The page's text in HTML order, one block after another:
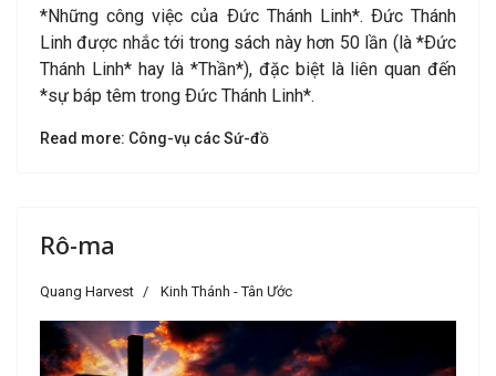
*Những công việc của Ðức Thánh Linh*. Ðức Thánh
Linh được nhắc tới trong sách này hơn 50 lần (là *Ðức
Thánh Linh* hay là *Thần*), đặc biệt là liên quan đến
*sự báp têm trong Ðức Thánh Linh*.
Read more: Công-vụ các Sứ-đồ
Rô-ma
Quang Harvest Kinh Thánh - Tân Ước